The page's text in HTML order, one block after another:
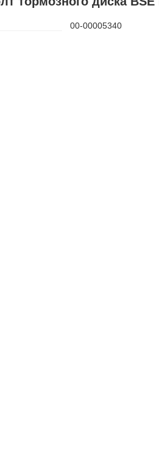
00-00005340